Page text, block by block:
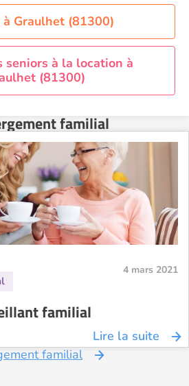
à Graulhet (81300)
seniors à la location à
(81300)
familial
4 mars 2021
familial
Lire la suite
familial